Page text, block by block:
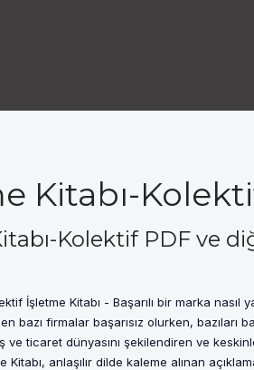
Kitabı-
Kolektif PDF ve
İşletme Kitabı - Başarılı bir marka nasıl
bazı firmalar başarısız olurken, bazıları
ve ticaret dünyasını şekilendiren ve
Kitabı, anlaşılır dilde kaleme alınan